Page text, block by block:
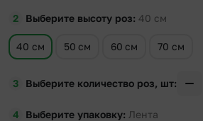
Выберите высоту роз 40 см
40 см 50 см 60 см 70 см
Выберите количество роз, шт
Выберите упаковку Лента